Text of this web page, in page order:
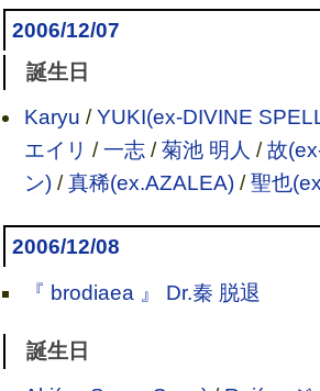
2006/12/07
誕生日
Karyu /YUKI(ex-DIVINE
エイリ /一志/菊池 明人 /故
ン)/真稀(ex.AZALEA)/聖也
2006/12/08
『 brodiaea 』 Dr.秦 脱退
誕生日